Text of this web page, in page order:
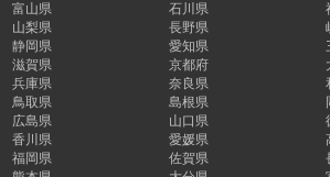
富山県
石川県
山梨県
長野県
静岡県
愛知県
滋賀県
京都府
兵庫県
奈良県
鳥取県
島根県
広島県
山口県
香川県
愛媛県
福岡県
佐賀県